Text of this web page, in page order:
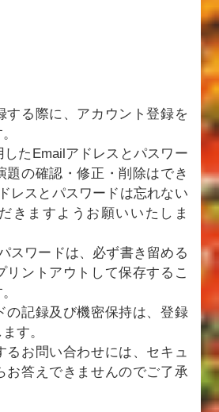
する際に、アカウント登録を
したEmailアドレスとパスワー
題の確認・修正・削除はでき
レスとパスワードは忘れない
きますようお願いいたしま
スワードは、必ず書き留める
リントアウトして保存するこ
の記録及び機密保持は、登録
す。
るお問い合わせには、セキュ
お答えできませんのでご了承